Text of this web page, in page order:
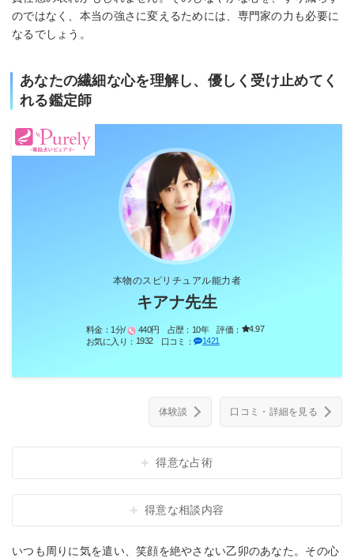
のではなく、本当の強さに変えるためには、専門家の力も必要に
なるでしょう。
あなたの繊細な心を理解し、優しく受け止めてく
れる鑑定師
本物のスピリチュアル能力者
キアナ先生
料金： 1分/ 440円 占歴： 10年 評価：
4.97
お気に入り： 1932 口コミ： 1421
体験談 口コミ・詳細を見る
得意な占術
得意な相談内容
いつも周りに気を遣い、笑顔を絶やさない乙卯のあなた。その心